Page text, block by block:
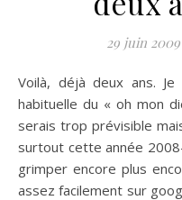
29 juin 2009
Voilà, déjà deux ans. Je vais pas vous sortir la phrase
habituelle du « oh mon
serais trop prévisible
surtout cette année
grimper encore plus
assez facilement sur